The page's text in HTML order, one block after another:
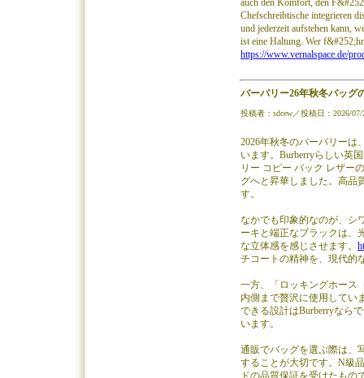
auch den Komfort, den
Chefschreibtische integrieren
und jederzeit aufstehen kann,
ist eine Haltung. Wer
https://www.vernalspace.de/
バーバリー26年秋冬バッグ
投稿者：sdcew／投稿日：2026/
2026年秋冬のバーバリーは
います。Burberryらしい英
リー コピー バック レザー
グへと昇華しました。高品
す。
なかでも印象的なのが、シ
ーキと端正なブラックは、
な立体感を感じさせます。
チコートの精神を、現代的
一方、「ロッキングホース
内側まで贅沢に使用してい
できる設計はBurberryなら
います。
通販でバッグを選ぶ際は、
することが大切です。N級
ドの品質保証を受けたも